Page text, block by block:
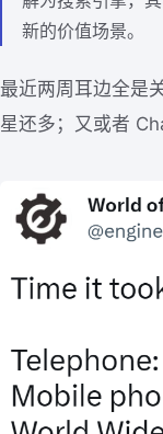
新的价值场景。
最近两周耳边全是
星还多；又或者